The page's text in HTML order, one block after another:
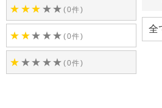
★ ★★ ★★(0件)
★ ★★ ★★(0件)
★ ★★ ★★(0件)